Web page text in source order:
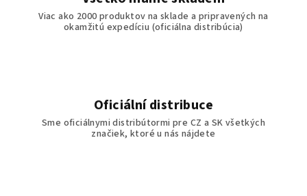
Viac ako 2000 produktov na sklade a pripravených na
okamžitú expedíciu (oficiálna distribúcia)
Oficiální distribuce
Sme oficiálnymi distribútormi pre CZ a SK všetkých
značiek, ktoré u nás nájdete